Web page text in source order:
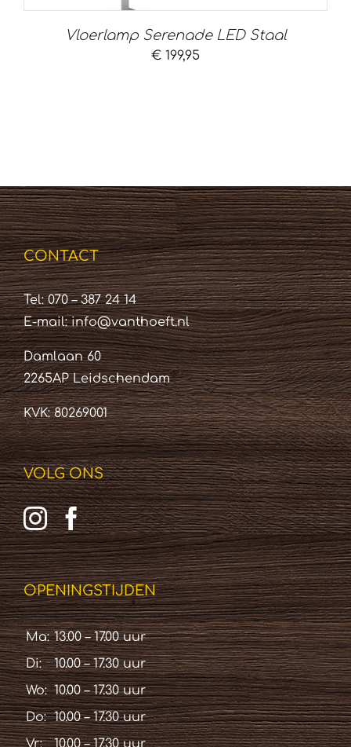
Vloerlamp Serenade LED Staal
€ 199,95
CONTACT
Tel: 070 – 387 24 14
E-mail:info@vanthoeft.nl
Damlaan 60
2265AP Leidschendam
KVK: 80269001
VOLG ONS
OPENINGSTIJDEN
Ma: 13.00 – 17.00 uur
Di:
10.00 – 17.30 uur
Wo: 10.00 – 17.30 uur
Do: 10.00 – 17.30 uur
Vr:
10.00 – 17.30 uur